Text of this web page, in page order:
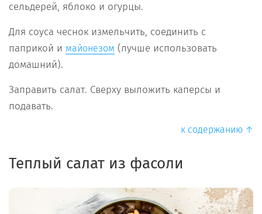
сельдерей, яблоко и огурцы.
Для соуса чеснок измельчить, соединить с
паприкой и майонезом (лучше использовать
домашний).
Заправить салат. Сверху выложить каперсы и
подавать.
к содержанию ↑
Теплый салат из фасоли